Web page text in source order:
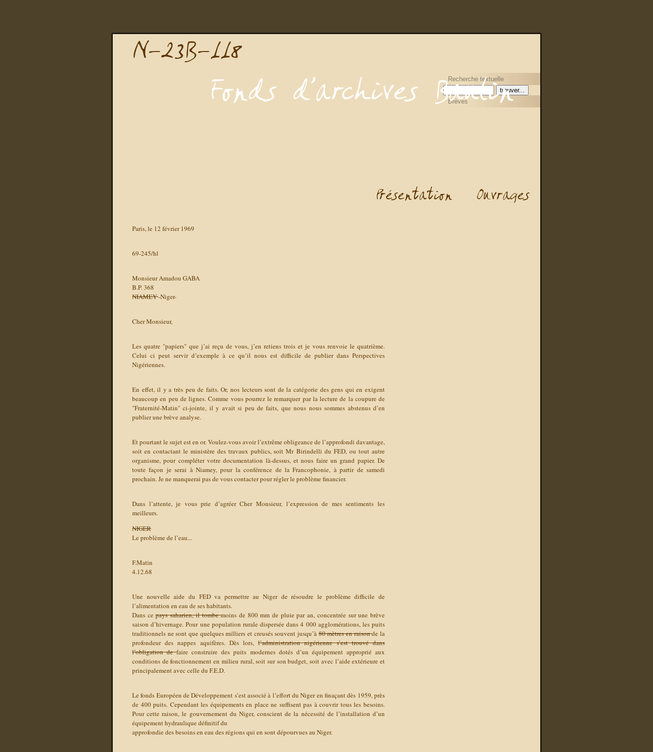
Recherche textuelle
Brèves
Paris,le 12 février 1969
69-245/hl
Monsieur Amadou GABA
B.P. 368
NIAMEY-Niger-
Cher Monsieur,
Les quatre "papiers" que j’ai reçu de vous, j’en retiens trois et je vous renvoie le quatrième.
Celui ci peut servir d’exemple à ce qu’il nous est difficile de publier dans Perspectives
Nigériennes.
En effet, il y a très peu de faits. Or, nos lecteurs sont de la catégorie des gens qui en exigent
beaucoup en peu de lignes. Comme vous pourrez le remarquer par la lecture de la coupure de
"Fraternité-Matin" ci-jointe, il y avait si peu de faits, que nous nous sommes abstenus d’en
publier une brève analyse.
Et pourtant le sujet est en or. Voulez-vous avoir l’extrême obligeance de l’approfondi davantage,
soit en contactant le ministère des travaux publics, soit Mr Birindelli du FED, ou tout autre
organisme, pour compléter votre documentation là-dessus, et nous faire un grand papier. De
toute façon je serai à Niamey, pour la conférence de la Francophonie, à partir de samedi
prochain. Je ne manquerai pas de vous contacter pour régler le problème financier.
Dans l’attente, je vous prie d’agréer Cher Monsieur, l’expression de mes sentiments les
meilleurs.
NIGER
Le problème de l’eau...
F.Matin
4.12.68
Une nouvelle aide du FED va permettre au Niger de résoudre le problème difficile de
l’alimentation en eau de ses habitants.
Dans cepays saharien, il tombemoins de 800 mm de pluie par an, concentrée sur une brève
saison d’hivernage. Pour une population rurale dispersée dans 4 000 agglomérations, les puits
traditionnels ne sont que quelques milliers et creusés souvent jusqu’à80 mètres en raisonde la
profondeur des nappes aquifères. Dès lors,l’administration nigérienne s’est trouvé dans
l’obligation defaire construire des puits modernes dotés d’un équipement approprié aux
conditions de fonctionnement en milieu rural, soit sur son budget, soit avec l’aide extérieure et
principalement avec celle du F.E.D.
Le fonds Européen de Développement s’est associé à l’effort du Niger en finaçant dès 1959, près
de 400 puits. Cependant les équipements en place ne suffisent pas à couvrir tous les besoins.
Pour cette raison, le gouvernement du Niger, conscient de la nécessité de l’installation d’un
équipement hydraulique définitif du
approfondie des besoins en eau des régions qui en sont dépourvues au Niger.